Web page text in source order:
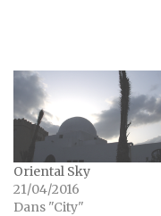
Oriental Sky
21/04/2016
Dans "City"